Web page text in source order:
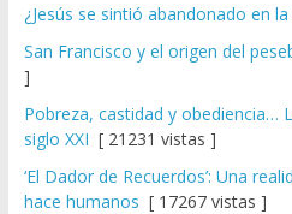
¿Jesús se sintió abandonado en la
San Francisco y el origen del
]
Pobreza, castidad y obediencia…
siglo XXI [ 21231 vistas ]
‘El Dador de Recuerdos’: Una
hace humanos [ 17267 vistas ]